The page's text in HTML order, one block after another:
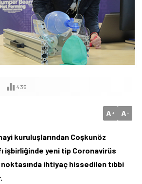
435
A+ A-
kuruluşlarından Coşkunöz
işbirliğinde yeni tip Coronavirüs
noktasında ihtiyaç hissedilen tıbbi